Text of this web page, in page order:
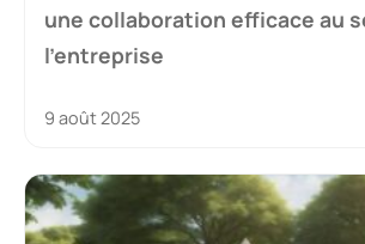
une collaboration efficace au
l’entreprise
9 août 2025